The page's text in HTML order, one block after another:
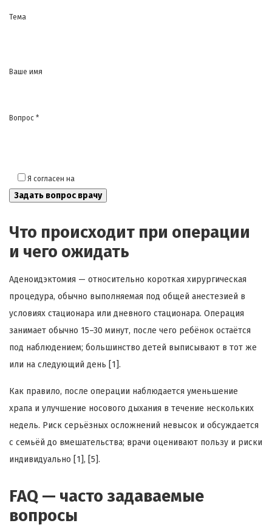
Тема
Ваше имя
Вопрос *
Я согласен на
Что происходит при операции
и чего ожидать
Аденоидэктомия — относительно короткая хирургическая
процедура, обычно выполняемая под общей анестезией в
условиях стационара или дневного стационара. Операция
занимает обычно 15–30 минут, после чего ребёнок остаётся
под наблюдением; большинство детей выписывают в тот же
или на следующий день [1].
Как правило, после операции наблюдается уменьшение
храпа и улучшение носового дыхания в течение нескольких
недель. Риск серьёзных осложнений невысок и обсуждается
с семьёй до вмешательства; врачи оценивают пользу и риски
индивидуально [1], [5].
FAQ — часто задаваемые
вопросы